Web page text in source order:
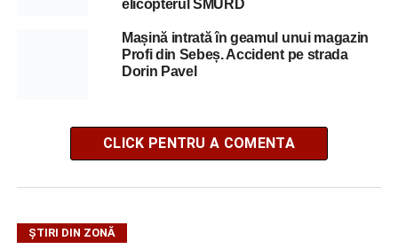
elicopterul SMURD
Mașină intrată în geamul unui magazin
Profi din Sebeș. Accident pe strada
Dorin Pavel
CLICK PENTRU A COMENTA
ȘTIRI DIN ZONĂ